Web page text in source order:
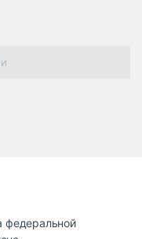
федеральной